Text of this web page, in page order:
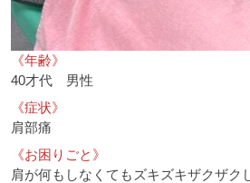
《年齢》
40才代 男性
《症状》
肩部痛
《お困りごと》
肩が何もしなくてもズキズキザクザク